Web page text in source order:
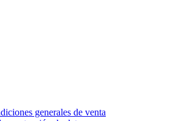
generales de venta